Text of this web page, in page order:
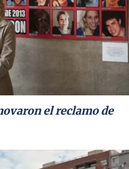
el reclamo de